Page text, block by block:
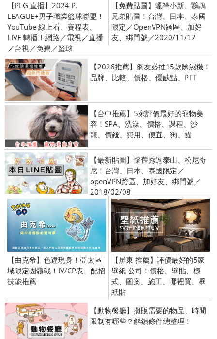
【PLG 直播】2024 P.
LEAGUE+男子職業籃球聯盟！
YouTube 線上看、賽程表、
LIVE 轉播！網路／電視／直播
／台視／免費／籃球
【免費貼圖】蠟筆小新、鸚鵡
兄弟貼圖！台灣、日本、泰國
限定／OpenVPN跨區、加好
友、綁門號／2020/11/17
【2026推薦】網友必推15款除濕機！
品牌、比較、價格、優缺點、PTT
【台中推薦】5家評價最好的寵物美
容！SPA、洗澡、價格、課程、沙
龍、價錢、費用、便宜、狗、貓
【最新貼圖】懷舊秀逗泰山、松尼奇
尼！台灣、日本、泰國限定／
openVPN跨區、加好友、綁門號／
2018/02/08
【由克希】色違現身！亞太區
域限定團體戰！IV/CP表、配招
技能推薦
【屏東 推薦】評價最好的5家
壁紙 公司！價格、壁貼、樣
式、圖案、施工、哪裡買、壁
紙貼
【動物餐廳】攤販需要的物品、時間
限制有哪些？解鎖條件總整理！